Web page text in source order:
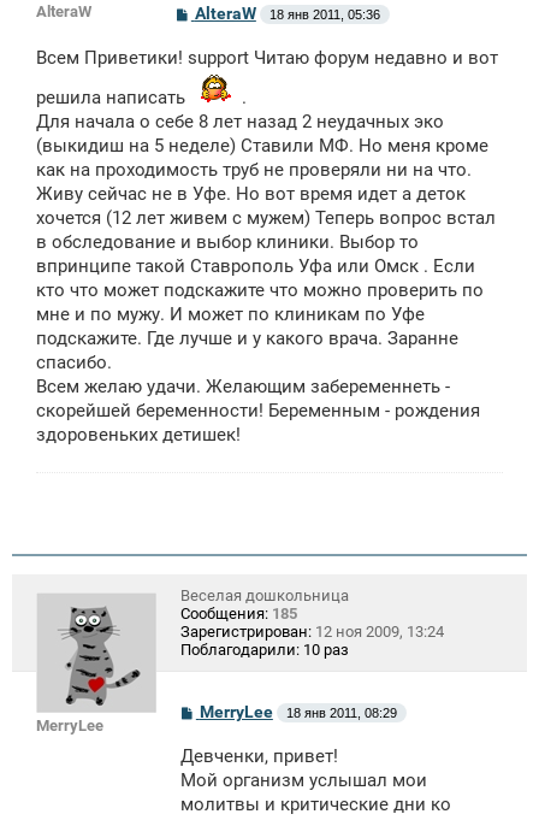
AlteraW
С
о
б
и
е
AlteraW 18 янв 2011, 05:36
Всем Приветики! support Читаю форум недавно и вот
решила написать
.
Для начала о себе 8 лет назад 2 неудачных эко
(выкидиш на 5 неделе) Ставили МФ. Но меня кроме
как на проходимость труб не проверяли ни на что.
Живу сейчас не в Уфе. Но вот время идет а деток
хочется (12 лет живем с мужем) Теперь вопрос встал
в обследование и выбор клиники. Выбор то
впринципе такой Ставрополь Уфа или Омск . Если
кто что может подскажите что можно проверить по
мне и по мужу. И может по клиникам по Уфе
подскажите. Где лучше и у какого врача. Заранне
спасибо.
Всем желаю удачи. Желающим забеременнеть -
скорейшей беременности! Беременным - рождения
здоровеньких детишек!
MerryLee
Веселая дошкольница
Сообщения: 185
Зарегистрирован: 12 ноя 2009, 13:24
Поблагодарили: 10 раз
С
б
щ
н
MerryLee 18 янв 2011, 08:29
Девченки, привет!
Мой организм услышал мои
молитвы и критические дни ко